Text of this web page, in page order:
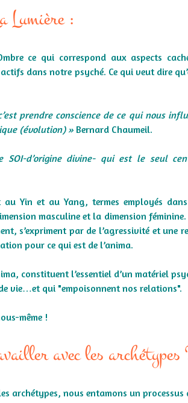
Lumière :
ce qui correspond aux aspects
dans notre psyché. Ce qui veut dire
prendre conscience de ce qui nous
(évolution) » Bernard Chaumeil.
SOI-d’origine divine- qui est le seul
au Yin et au Yang, termes employés
masculine et la dimension
s’expriment par de l’agressivité et
pour ce qui est de l’anima.
constituent l’essentiel d’un matériel
vie…et qui "empoisonnent nos relations".
même !
avec les archétypes
archétypes, nous entamons un